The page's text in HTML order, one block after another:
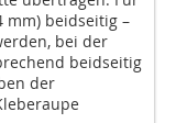
mm) beidseitig –
bei der
beidseitig
der